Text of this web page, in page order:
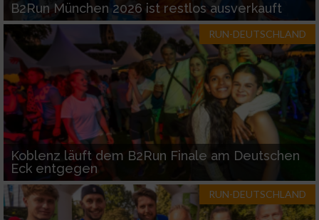
B2Run München 2026 ist restlos ausverkauft
RUN-DEUTSCHLAND
Koblenz läuft dem B2Run Finale am Deutschen
Eck entgegen
RUN-DEUTSCHLAND